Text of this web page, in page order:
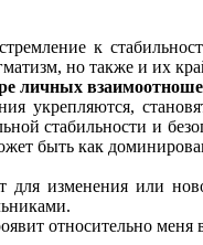
к
но также и их
личных
укрепляются,
стабильности и
быть как
для изменения или
относительно меня